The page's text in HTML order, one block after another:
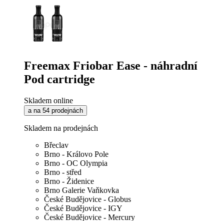
Freemax Friobar Ease - náhradní
Pod cartridge
Skladem online
a na 54 prodejnách
Skladem na prodejnách
Břeclav
Brno - Královo Pole
Brno - OC Olympia
Brno - střed
Brno - Židenice
Brno Galerie Vaňkovka
České Budějovice - Globus
České Budějovice - IGY
České Budějovice - Mercury